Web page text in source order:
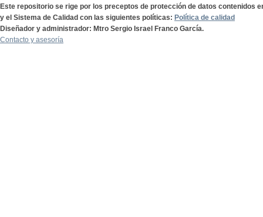
Este repositorio se rige por los preceptos de protección de datos contenidos
y el Sistema de Calidad con las siguientes políticas: Política de calidad
Diseñador y administrador: Mtro Sergio Israel Franco García.
Contacto y asesoría